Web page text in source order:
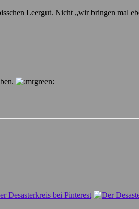
Leergut. Nicht „wir bringen mal